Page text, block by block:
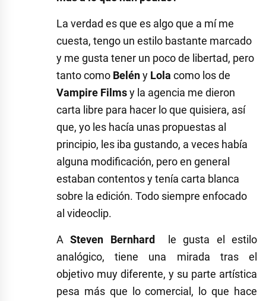
La verdad es que es algo que a mí me
cuesta, tengo un estilo bastante marcado
y me gusta tener un poco de libertad, pero
tanto como Belény Lola como los de
Vampire Filmsy la agencia me dieron
carta libre para hacer lo que quisiera, así
que, yo les hacía unas propuestas al
principio, les iba gustando, a veces había
alguna modificación, pero en general
estaban contentos y tenía carta blanca
sobre la edición. Todo siempre enfocado
al videoclip.
A Steven Bernhardle gusta el estilo
analógico, tiene una mirada tras el
objetivo muy diferente, y su parte artística
pesa más que lo comercial, lo que hace